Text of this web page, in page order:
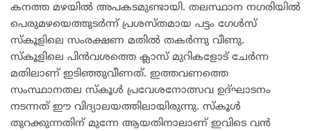
കനത്ത മഴയിൽ അപകടമുണ്ടായി. തലസ്ഥാന നഗരിയിൽ
പെരുമഴയെത്തുടർന്ന് പ്രശസ്തമായ പട്ടം ഗേൾസ്
സ്കൂളിലെ സംരക്ഷണ മതിൽ തകർന്നു വീണു.
സ്കൂളിലെ പിൻവശത്തെ ക്ലാസ് മുറികളോട് ചേർന്ന
മതിലാണ് ഇടിഞ്ഞുവീണത്. ഇത്തവണത്തെ
സംസ്ഥാനതല സ്കൂൾ പ്രവേശനോത്സവ ഉദ്ഘാടനം
നടന്നത് ഈ വിദ്യാലയത്തിലായിരുന്നു. സ്കൂൾ
തുറക്കുന്നതിന് മുന്നേ ആയതിനാലാണ് ഇവിടെ വൻ